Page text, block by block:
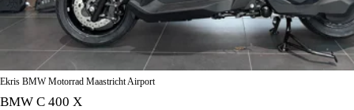
Ekris BMW Motorrad Maastricht Airport
BMW C 400 X